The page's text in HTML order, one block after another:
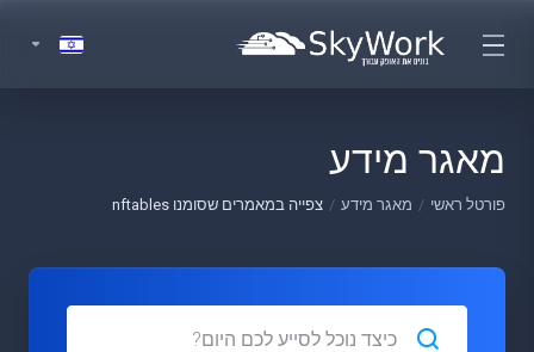
מאגר מידע
פורטל ראשי מאגר מידע צפייה במאמרים שסומנו nftables